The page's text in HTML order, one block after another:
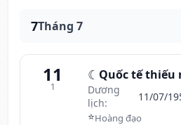
7Tháng 7
11
1
☾ Quốc tế thiếu
Dương
lịch:
11/07/
⭐Hoàng đạo